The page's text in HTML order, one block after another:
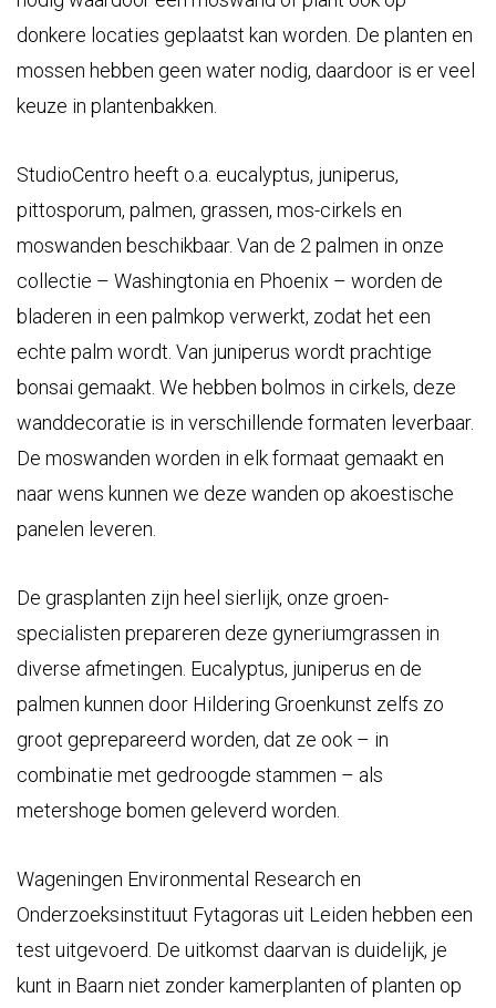
donkere locaties geplaatst kan worden. De planten en
mossen hebben geen water nodig, daardoor is er veel
keuze in plantenbakken.
StudioCentro heeft o.a. eucalyptus, juniperus,
pittosporum, palmen, grassen, mos-cirkels en
moswanden beschikbaar. Van de 2 palmen in onze
collectie – Washingtonia en Phoenix – worden de
bladeren in een palmkop verwerkt, zodat het een
echte palm wordt. Van juniperus wordt prachtige
bonsai gemaakt. We hebben bolmos in cirkels, deze
wanddecoratie is in verschillende formaten leverbaar.
De moswanden worden in elk formaat gemaakt en
naar wens kunnen we deze wanden op akoestische
panelen leveren.
De grasplanten zijn heel sierlijk, onze groen-
specialisten prepareren deze gyneriumgrassen in
diverse afmetingen. Eucalyptus, juniperus en de
palmen kunnen door Hildering Groenkunst zelfs zo
groot geprepareerd worden, dat ze ook – in
combinatie met gedroogde stammen – als
metershoge bomen geleverd worden.
Wageningen Environmental Research en
Onderzoeksinstituut Fytagoras uit Leiden hebben een
test uitgevoerd. De uitkomst daarvan is duidelijk, je
kunt in Baarn niet zonder kamerplanten of planten op